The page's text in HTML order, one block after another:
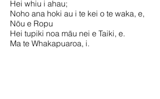
Hei whiu i ahau;
Noho ana hoki au i te kei o te waka, e,
Nōu e Ropu
Hei tupiki noa māu nei e Taiki, e.
Ma te Whakapuaroa, i.